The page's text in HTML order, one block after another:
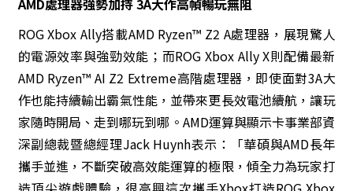
AMD處理器強勢加持 3A大作高幀暢玩無阻
ROG Xbox Ally搭載AMD Ryzen™ Z2 A處理器，展現驚人
的電源效率與強勁效能；而ROG Xbox Ally X則配備最新
AMD Ryzen™ AI Z2 Extreme高階處理器，即使面對3A大
作也能持續輸出霸氣性能，並帶來更長效電池續航，讓玩
家隨時開局、走到哪玩到哪。AMD運算與顯示卡事業部資
深副總裁暨總經理Jack Huynh表示：「華碩與AMD長年
攜手並進，不斷突破高效能運算的極限，傾全力為玩家打